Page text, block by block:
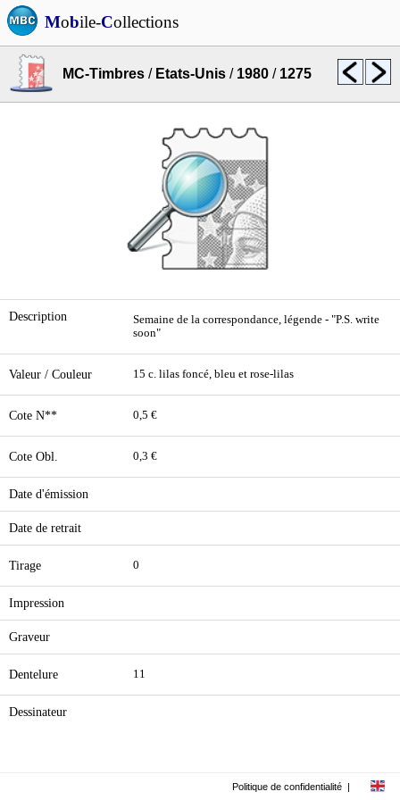
Mobile-Collections
MC-Timbres / Etats-Unis / 1980 / 1275
Description
Semaine de la correspondance, légende - "P.S. write
soon"
Valeur / Couleur 15 c. lilas foncé, bleu et rose-lilas
Cote N** 0,5 €
Cote Obl. 0,3 €
Date d'émission
Date de retrait
Tirage 0
Impression
Graveur
Dentelure 11
Dessinateur
Politique de confidentialité |